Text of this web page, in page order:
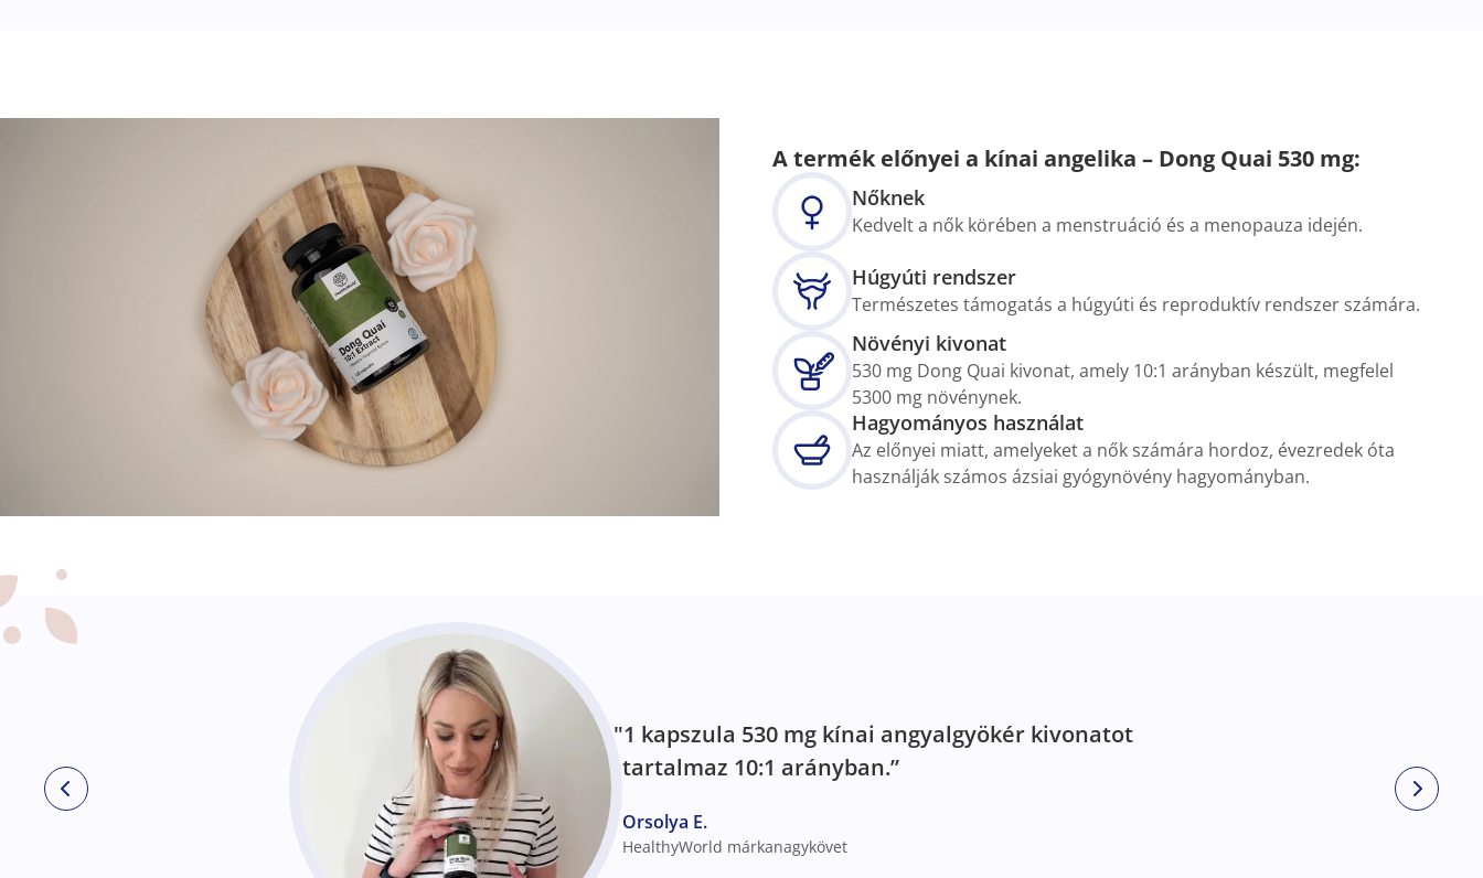
A termék előnyei a kínai angelika – Dong Quai 530 mg:
Nőknek
Kedvelt a nők körében a menstruáció és a menopauza idején.
Húgyúti rendszer
Természetes támogatás a húgyúti és reproduktív rendszer számára.
Növényi kivonat
530 mg Dong Quai kivonat, amely 10:1 arányban készült, megfelel
5300 mg növénynek.
Hagyományos használat
Az előnyei miatt, amelyeket a nők számára hordoz, évezredek óta
használják számos ázsiai gyógynövény hagyományban.
"1 kapszula 530 mg kínai angyalgyökér kivonatot
tartalmaz 10:1 arányban.”
Orsolya E.
HealthyWorld márkanagykövet